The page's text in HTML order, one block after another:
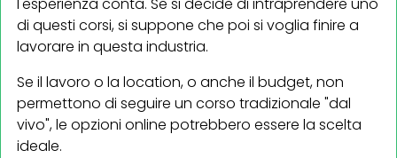
l'esperienza conta. Se si decide di intraprendere uno
di questi corsi, si suppone che poi si voglia finire a
lavorare in questa industria.
Se il lavoro o la location, o anche il budget, non
permettono di seguire un corso tradizionale "dal
vivo", le opzioni online potrebbero essere la scelta
ideale.